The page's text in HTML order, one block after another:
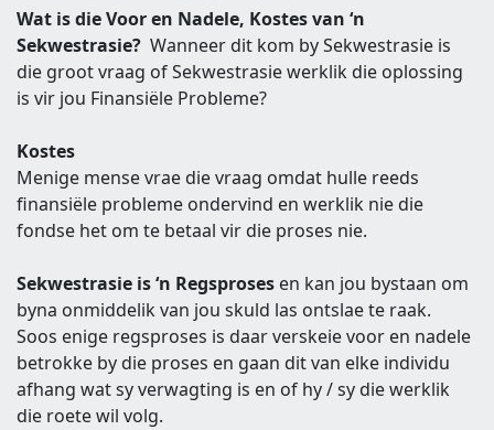
Wat is die Voor en Nadele, Kostes van ‘n
Sekwestrasie? Wanneer dit kom by Sekwestrasie is
die groot vraag of Sekwestrasie werklik die oplossing
is vir jou Finansiële Probleme?
Kostes
Menige mense vrae die vraag omdat hulle reeds
finansiële probleme ondervind en werklik nie die
fondse het om te betaal vir die proses nie.
Sekwestrasie is ‘n Regsproses en kan jou bystaan om
byna onmiddelik van jou skuld las ontslae te raak.
Soos enige regsproses is daar verskeie voor en nadele
betrokke by die proses en gaan dit van elke individu
afhang wat sy verwagting is en of hy / sy die werklik
die roete wil volg.